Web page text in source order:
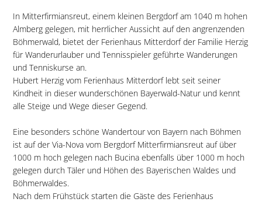
In Mitterfirmiansreut, einem kleinen Bergdorf am 1040 m hohen
Almberg gelegen, mit herrlicher Aussicht auf den angrenzenden
Böhmerwald, bietet der Ferienhaus Mitterdorf der Familie Herzig
für Wanderurlauber und Tennisspieler geführte Wanderungen
und Tenniskurse an.
Hubert Herzig vom Ferienhaus Mitterdorf lebt seit seiner
Kindheit in dieser wunderschönen Bayerwald-Natur und kennt
alle Steige und Wege dieser Gegend.
Eine besonders schöne Wandertour von Bayern nach Böhmen
ist auf der Via-Nova vom Bergdorf Mitterfirmiansreut auf über
1000 m hoch gelegen nach Bucina ebenfalls über 1000 m hoch
gelegen durch Täler und Höhen des Bayerischen Waldes und
Böhmerwaldes.
Nach dem Frühstück starten die Gäste des Ferienhaus